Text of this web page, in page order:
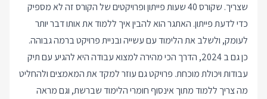
שצריך. שקורס 40 שעות פייתון ופרויקטים של הקורס זה לא מספיק
כדי לדעת פייתון. האתגר הוא להבין איך ללמוד את אותו דבר יותר
לעומק, ולשלב את הלימוד עם עשייה ובניית פרויקט ברמה גבוהה.
כן גם ב 2024, הדרך הכי מהירה למצוא עבודה היא להגיע עם תיק
עבודות ויכולת מוכחת. פרויקט גם עוזר למקד את המאמצים ולהחליט
מה צריך ללמוד מתוך אינסוף חומרי הלימוד שברשת, וגם מראה